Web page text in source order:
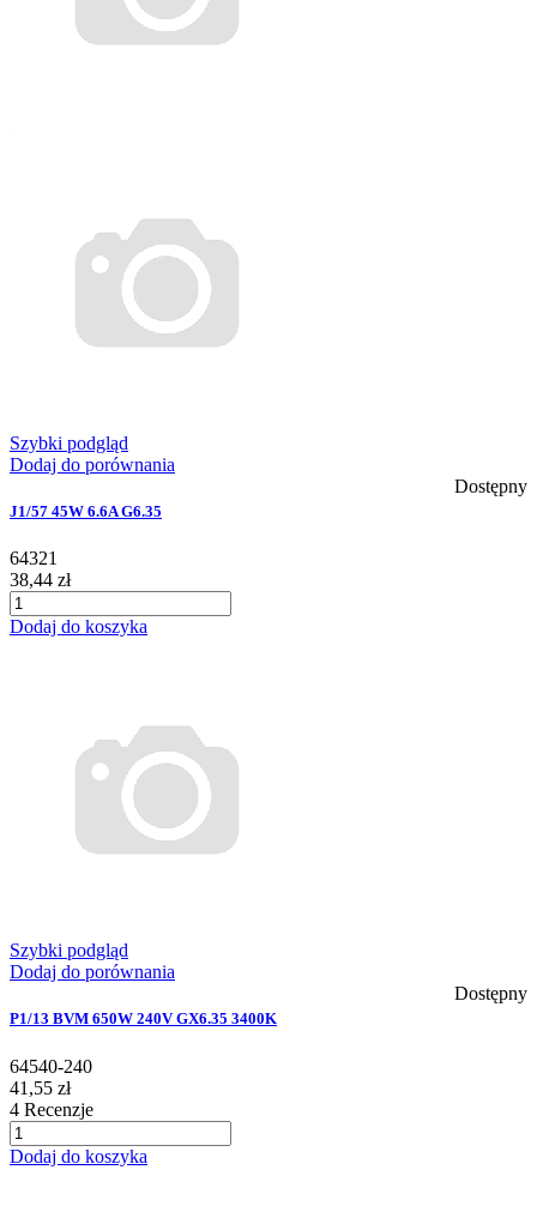
Szybki podgląd
Dodaj do porównania
Dostępny
J1/57 45W 6.6A G6.35
64321
38,44 zł
Dodaj do koszyka
Szybki podgląd
Dodaj do porównania
Dostępny
P1/13 BVM 650W 240V GX6.35 3400K
64540-240
41,55 zł
4 Recenzje
Dodaj do koszyka